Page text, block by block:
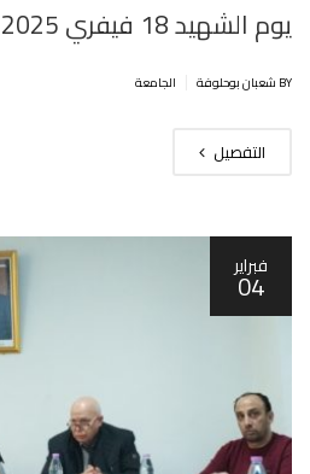
يوم الشهيد 18 فيفري 2025
BY شعبان بوحلوفة الجامعة
التفصيل
فبراير
04